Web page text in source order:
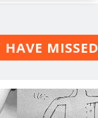
MISSED